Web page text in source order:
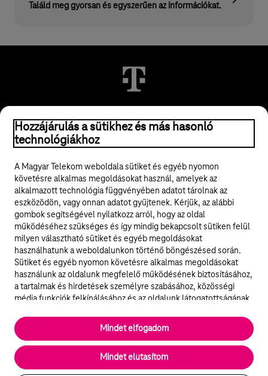
Találd meg gyorsan és egyszerűen az információkat.
© 2026 Magyar Telekom Nyrt.
ÁSZF
Adatvédelem
Felhívások
Hírlevél
Közösségi média
Cookie beállítások
English
Hozzájárulás a sütikhez és más hasonló
technológiákhoz
A Magyar Telekom weboldala sütiket és egyéb nyomon
követésre alkalmas megoldásokat használ, amelyek az
alkalmazott technológia függvényében adatot tárolnak az
eszközödön, vagy onnan adatot gyűjtenek. Kérjük, az alábbi
gombok segítségével nyilatkozz arról, hogy az oldal
működéséhez szükséges és így mindig bekapcsolt sütiken felül
milyen választható sütiket és egyéb megoldásokat
használhatunk a weboldalunkon történő böngészésed során.
Sütiket és egyéb nyomon követésre alkalmas megoldásokat
használunk az oldalunk megfelelő működésének biztosításához,
a tartalmak és hirdetések személyre szabásához, közösségi
média funkciók felkínálásához és az oldalunk látogatottságának
elengedhetetlenek a weboldal működéséhez és nem lehet
kikapcsolni őket a weboldal látogatása során rendszerünkből. A
statisztikai, vagy marketing célú sütik segítségével bizonyos
esetekben az oldalhasználattal kapcsolatos információkat is
megosztjuk hirdetési és elemzési szolgáltatásokat nyújtó
Mindet elutasítom
Mindet elfogadom